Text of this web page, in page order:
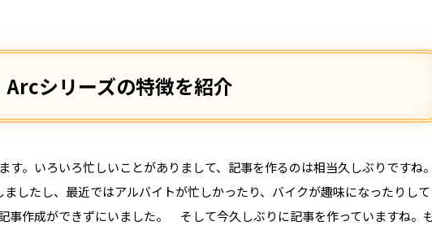
Arcシリーズの特徴を紹介
す。いろいろ忙しいことがありまして、記事を作るのは相当久しぶりですね
したし、最近ではアルバイトが忙しかったり、バイクが趣味になったりして
事作成ができずにいました。 そして今久しぶりに記事を作っていますね。